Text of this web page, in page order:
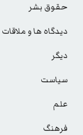
حقوق بشر
دیدگاه ها و ملاقات
دیگر
سیاست
علم
فرهنگ